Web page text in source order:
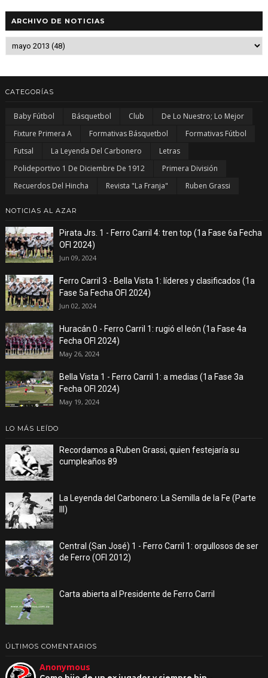
ARCHIVO DE NOTICIAS
CATEGORÍAS
Baby Fútbol Básquetbol Club
De Lo Nuestro; Lo Mejor
Fixture Primera A
Formativas Básquetbol
Formativas Fútbol
Futsal
La Leyenda Del Carbonero
Letras
Polideportivo 1 De Diciembre De 1912
Primera División
Recuerdos Del Hincha
Revista "La Franja" Ruben Grassi
NOTICIAS AL AZAR
Pirata Jrs. 1 - Ferro Carril 4: tren top (1a Fase 6a Fecha
OFI 2024)
Jun 09, 2024
Ferro Carril 3 - Bella Vista 1: líderes y clasificados (1a
Fase 5a Fecha OFI 2024)
Jun 02, 2024
Huracán 0 - Ferro Carril 1: rugió el león (1a Fase 4a
Fecha OFI 2024)
May 26, 2024
Bella Vista 1 - Ferro Carril 1: a medias (1a Fase 3a
Fecha OFI 2024)
May 19, 2024
LO MÁS LEÍDO
Recordamos a Ruben Grassi, quien festejaría su
cumpleaños 89
La Leyenda del Carbonero: La Semilla de la Fe (Parte
III)
Central (San José) 1 - Ferro Carril 1: orgullosos de ser
de Ferro (OFI 2012)
Carta abierta al Presidente de Ferro Carril
ÚLTIMOS COMENTARIOS
Anonymous